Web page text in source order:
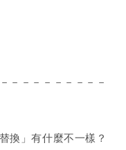
－－－－－－－－－
換」有什麼不一樣？